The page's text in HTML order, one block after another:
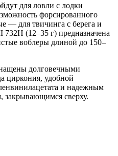
для ловли с лодки
форсированного
— для твичинга с берега и
(12–35 г) предназначена
воблеры длиной до 150–
долговечными
циркония, удобной
и надежным
закрывающимся сверху.